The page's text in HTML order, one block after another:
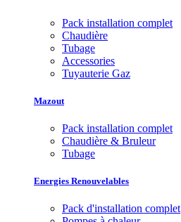
Pack installation complet
Chaudière
Tubage
Accessories
Tuyauterie Gaz
Mazout
Pack installation complet
Chaudière & Bruleur
Tubage
Energies Renouvelables
Pack d'installation complet